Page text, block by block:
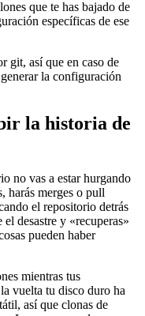
que te has bajado de
específicas de ese
git, así que en caso de
la configuración
la historia de
no vas a estar hurgando
harás merges o pull
el repositorio detrás
desastre y «recuperas»
pueden haber
mientras tus
vuelta tu disco duro ha
así que clonas de